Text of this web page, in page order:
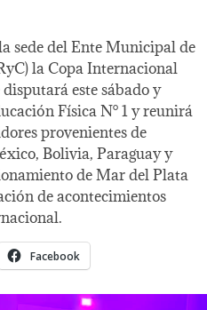
sede del Ente Municipal de
la Copa Internacional
este sábado y
Física N° 1 y reunirá
provenientes de
Bolivia, Paraguay y
de Mar del Plata
de acontecimientos
Facebook